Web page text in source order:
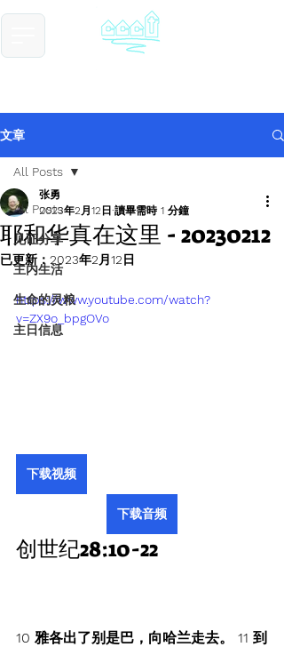
文章
All Posts
见证分享
主内生活
生命的灵粮
主日信息
All Posts
耶和华真在这里 - 20230212
张勇
2023年2月12日 讀畢需時 1 分鐘
已更新： 2023年2月12日
https://www.youtube.com/watch?
v=ZX9o_bpgOVo
下载视频
下载音频
创世纪28:10-22
10 雅各出了别是巴，向哈兰走去。 11 到